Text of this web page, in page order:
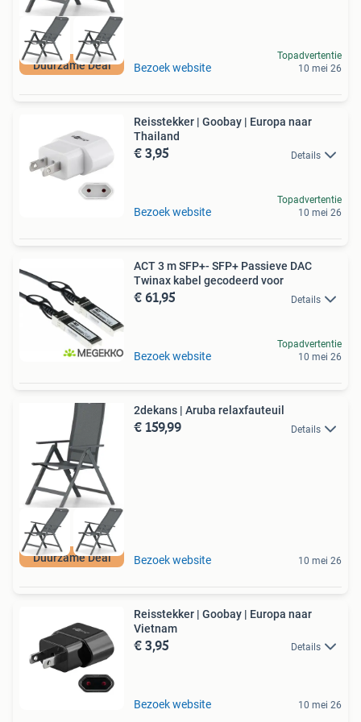
Duurzame Deal Bezoek website
Topadvertentie
10 mei 26
Reisstekker | Goobay | Europa naar
Thailand
€ 3,95 Details
Bezoek website
Topadvertentie
10 mei 26
ACT 3 m SFP+- SFP+ Passieve DAC
Twinax kabel gecodeerd voor
€ 61,95 Details
Bezoek website
Topadvertentie
10 mei 26
Duurzame Deal
2dekans | Aruba relaxfauteuil
€ 159,99 Details
Bezoek website 10 mei 26
Reisstekker | Goobay | Europa naar
Vietnam
€ 3,95 Details
Bezoek website 10 mei 26